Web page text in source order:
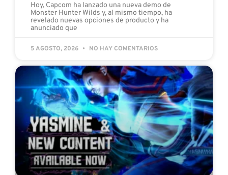
Hoy, Capcom ha lanzado una nueva demo de
Monster Hunter Wilds y, al mismo tiempo, ha
revelado nuevas opciones de producto y ha
anunciado que
5 AGOSTO, 2026 NO HAY COMENTARIOS